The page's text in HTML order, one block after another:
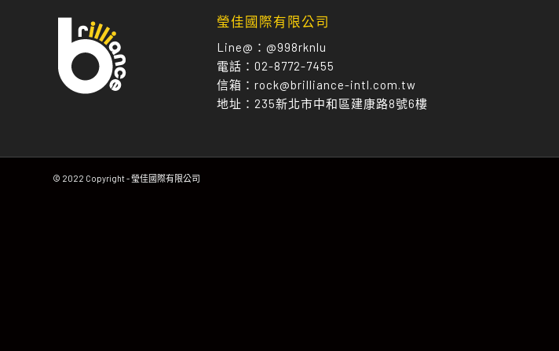
瑩佳國際有限公司
Line@： @998rknlu
電話：02-8772-7455
信箱：rock@brilliance-intl.com.tw
地址： 235新北市中和區建康路8號6樓
© 2022 Copyright - 瑩佳國際有限公司